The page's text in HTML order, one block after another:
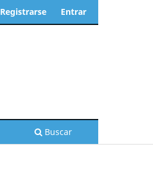
Buscar
Registrarse Entrar